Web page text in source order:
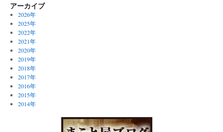
アーカイブ
2026年
2025年
2022年
2021年
2020年
2019年
2018年
2017年
2016年
2015年
2014年